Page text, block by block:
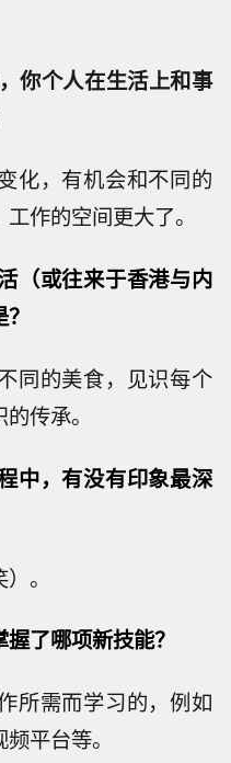
你个人在生活上和事
化，有机会和不同的
作的空间更大了。
（或往来于香港与内
同的美食，见识每个
传承。
中，有没有印象最深
。
了哪项新技能？
所需而学习的，例如
平台等。